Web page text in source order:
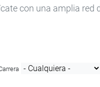
con una amplia red